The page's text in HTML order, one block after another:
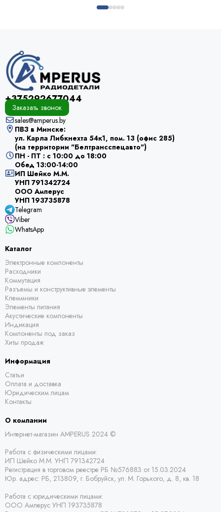
+375292677044
Заказать звонок
sales@amperus.by
ПВЗ в Минске:
ул. Карла Либкнехта 54к1, пом. 13 (офис 285)
(на территории "Белтрансспецавто")
ПН - ПТ : с 10:00 до 18:00
Обед 13:00-14:00
ИП Шейко М.М.
УНП 791342724
ООО Амперус
УНП 193735878
Telegram
Viber
WhatsApp
Каталог
Электронные компоненты
Расходники
Коммутация
Разъемы и конструктивные элементы
Клеммники
Элементы питания
Акустические компоненты
Индикация
Компоненты под заказ
Хиты продаж
Информация
Статьи
Оплата и доставка
Юридическим лицам
Контакты
О компании
Интернет-магазин AMPERUS 2024 ©
Работа с физическими лицами:
ИП Шейко М.М. УНП 791342724
Регистрация в торговом реестре РБ №576883 от 15.03.2024
Юр. адрес: РБ, 213809, г. Бобруйск, ул. М. Горького, д. 8, кв. 18
Работа с юридическими лицами:
ООО Амперус УНП 193735878